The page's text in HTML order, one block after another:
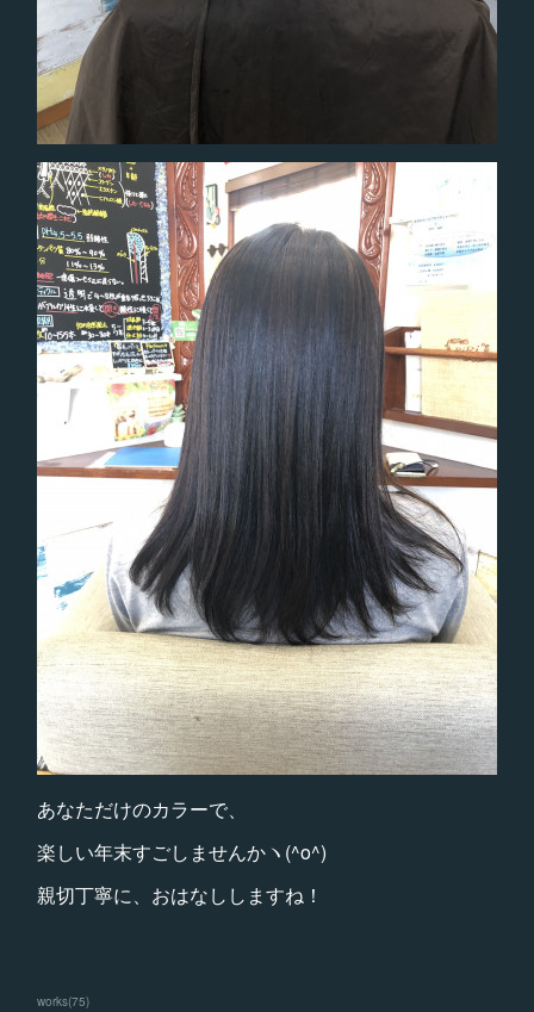
あなただけのカラーで、
楽しい年末すごしませんかヽ(^o^)
親切丁寧に、おはなししますね！
works(75)